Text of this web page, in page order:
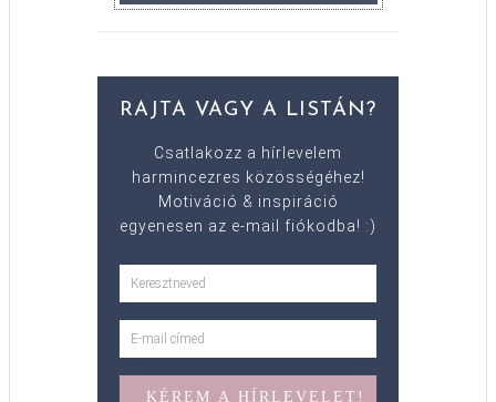
RAJTA VAGY A LISTÁN?
Csatlakozz a hírlevelem
harmincezres közösségéhez!
Motiváció & inspiráció
egyenesen az e-mail fiókodba! :)